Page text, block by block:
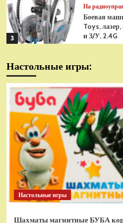
3
На
Боевая
Toys,
и З/У, 2.4G
(HN1586)
На
Р/У танк
(для ИК
TG3848-
1
На
Sturmtiger
Настольные игры:
Настольные игры
Шахматы магнитные БУБА